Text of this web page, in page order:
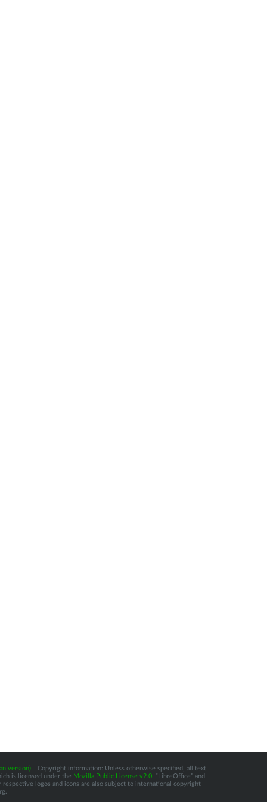
version)
| Copyright information: Unless otherwise specified, all text
is licensed under the Mozilla Public License v2.0. “LibreOffice” and
logos and icons are also subject to international copyright